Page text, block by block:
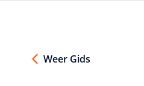
Weer Gids